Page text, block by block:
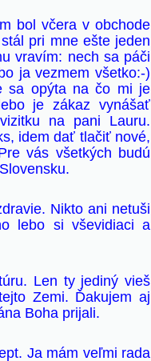
bol včera v obchode
pri mne ešte jeden
vravím: nech sa páči
ja vezmem všetko:-)
sa opýta na čo mi je
je zákaz vynášať
na pani Lauru.
idem dať tlačiť nové,
vás všetkých budú
Nikto ani netuši
lebo si vševidiaci a
Len ty jediný vieš
Zemi. Ďakujem aj
Boha prijali.
Ja mám veľmi rada